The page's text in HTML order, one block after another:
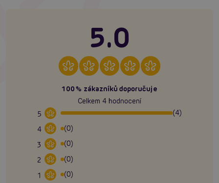
5.0
100% zákazníků doporučuje
Celkem 4 hodnocení
5
(4)
4
(0)
3
(0)
2
(0)
1
(0)